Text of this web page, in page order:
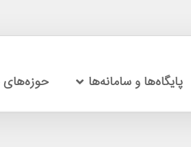
پایگاه‌ها و سامانه‌ها